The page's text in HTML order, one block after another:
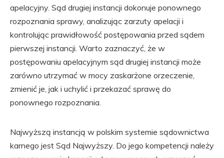
apelacyjny. Sąd drugiej instancji dokonuje ponownego
rozpoznania sprawy, analizując zarzuty apelacji i
kontrolując prawidłowość postępowania przed sądem
pierwszej instancji. Warto zaznaczyć, że w
postępowaniu apelacyjnym sąd drugiej instancji może
zarówno utrzymać w mocy zaskarżone orzeczenie,
zmienić je, jak i uchylić i przekazać sprawę do
ponownego rozpoznania.
Najwyższą instancją w polskim systemie sądownictwa
karnego jest Sąd Najwyższy. Do jego kompetencji należy